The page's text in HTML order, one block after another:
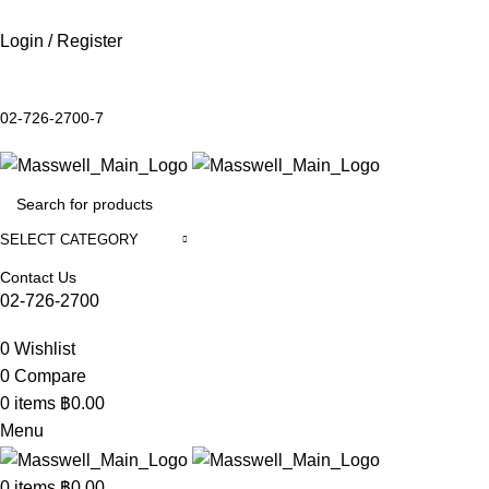
Login / Register
02-726-2700-7
SELECT CATEGORY
Contact Us
02-726-2700
0 Wishlist
0 Compare
0 items ฿0.00
Menu